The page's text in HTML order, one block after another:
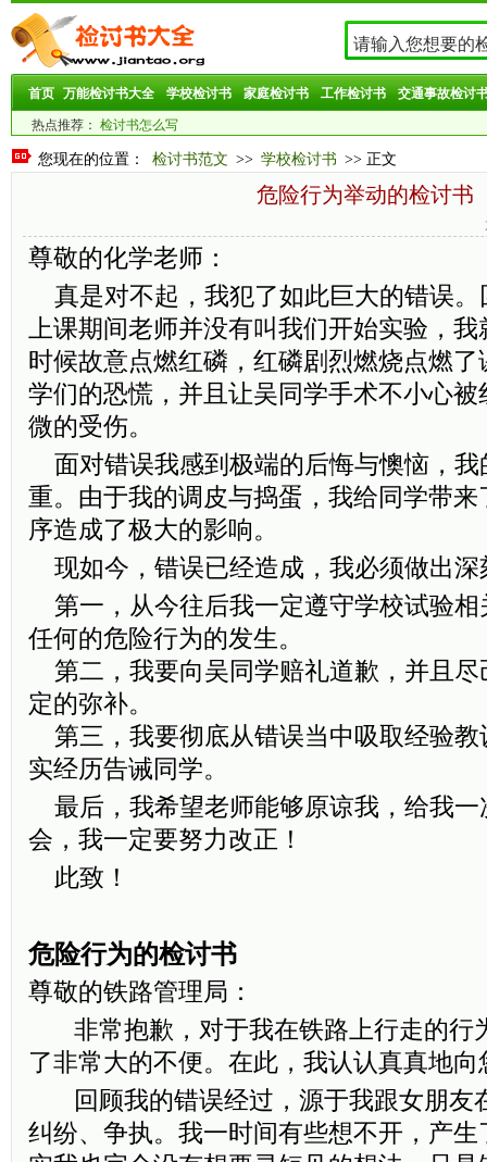
首页 万能检讨书大全 学校检讨书 家庭检讨书 工作检讨书 交通事故检讨
热点推荐： 检讨书怎么写
您现在的位置： 检讨书范文 >> 学校检讨书 >> 正文
危险行为举动的检讨书
尊敬的化学老师：
真是对不起，我犯了如此巨大的错误。
上课期间老师并没有叫我们开始实验，
时候故意点燃红磷，红磷剧烈燃烧点燃
学们的恐慌，并且让吴同学手术不小心
微的受伤。
面对错误我感到极端的后悔与懊恼，我
重。由于我的调皮与捣蛋，我给同学带
序造成了极大的影响。
现如今，错误已经造成，我必须做出深
第一，从今往后我一定遵守学校试验相
任何的危险行为的发生。
第二，我要向吴同学赔礼道歉，并且尽
定的弥补。
第三，我要彻底从错误当中吸取经验教
实经历告诫同学。
最后，我希望老师能够原谅我，给我一
会，我一定要努力改正！
此致！
危险行为的检讨书
尊敬的铁路管理局：
非常抱歉，对于我在铁路上行走的行
了非常大的不便。在此，我认认真真地向
回顾我的错误经过，源于我跟女朋友
纠纷、争执。我一时间有些想不开，产